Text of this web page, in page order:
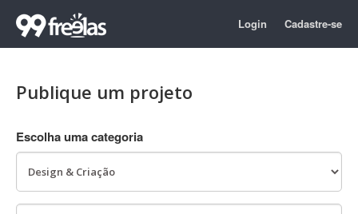
Login Cadastre-se
Publique um projeto
Escolha uma categoria